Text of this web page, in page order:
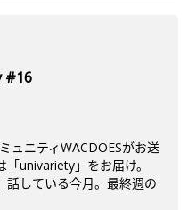
#16
ュニティWACDOESがお送
univariety」をお届け。
話している今月。最終週の